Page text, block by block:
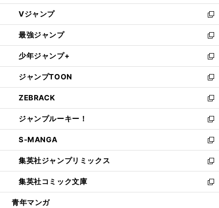
ウ
ィ
ン
ド
ウ
で
開
く
し
い
ウ
ィ
ン
ド
ウ
で
開
く
Vジャンプ
新
し
い
ウ
ィ
ン
ド
ウ
で
開
く
最強ジャンプ
新
し
い
ウ
ィ
ン
ド
ウ
で
開
く
少年ジャンプ+
新
し
い
ウ
ィ
ン
ド
ウ
で
開
く
ジャンプTOON
新
し
い
ウ
ィ
ン
ド
ウ
で
開
く
ZEBRACK
新
し
い
ウ
ィ
ン
ド
ウ
で
開
ジャンプルーキー！
新
し
い
ウ
ィ
ン
ド
ウ
S-MANGA
新
し
い
ウ
ィ
ン
集英社ジャンプリミックス
新
し
い
ウ
集英社コミック文庫
新
し
青年マンガ